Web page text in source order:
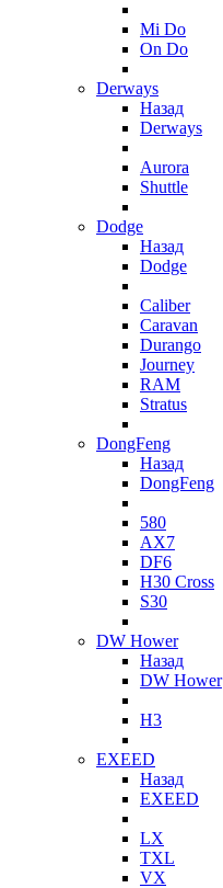
Mi Do
On Do
Derways
Назад
Derways
Aurora
Shuttle
Dodge
Назад
Dodge
Caliber
Caravan
Durango
Journey
RAM
Stratus
DongFeng
Назад
DongFeng
580
AX7
DF6
H30 Cross
S30
DW Hower
Назад
DW Hower
H3
EXEED
Назад
EXEED
LX
TXL
VX